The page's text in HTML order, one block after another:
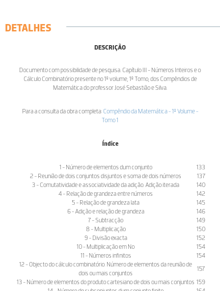
DETALHES
DESCRIÇÃO
Documento com possibilidade de pesquisa. Capítulo III - Números Inteiros e o
Cálculo Combinatório presente no 1º volume, 1º Tomo, dos Compêndios de
Matemática do professor José Sebastião e Silva.
Para a consulta da obra completa: Compêndio da Matemática - 1º Volume -
Tomo 1
Índice
1 - Número de elementos dum conjunto
133
2 - Reunião de dois conjuntos disjuntos e soma de dois números
137
3 - Comutatividade e associatividade da adição. Adição iterada
140
4 - Relação de grandeza entre números
142
5 - Relação de grandeza lata
145
6 - Adição e relação de grandeza
146
7 - Subtracção
149
8 - Multiplicação
150
9 - Divisão exacta
152
10 - Multiplicação em No
154
11 - Números infinitos
154
12 - Objecto do cálculo combinatório. Número de elementos da reunião de
dois ou mais conjuntos
157
13 - Número de elementos do produto cartesiano de dois ou mais conjuntos 159